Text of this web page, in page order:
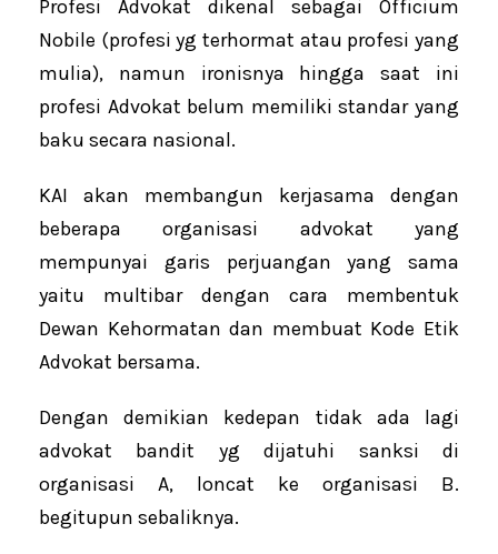
Profesi Advokat dikenal sebagai Officium
Nobile (profesi yg terhormat atau profesi yang
mulia), namun ironisnya hingga saat ini
profesi Advokat belum memiliki standar yang
baku secara nasional.
KAI akan membangun kerjasama dengan
beberapa organisasi advokat yang
mempunyai garis perjuangan yang sama
yaitu multibar dengan cara membentuk
Dewan Kehormatan dan membuat Kode Etik
Advokat bersama.
Dengan demikian kedepan tidak ada lagi
advokat bandit yg dijatuhi sanksi di
organisasi A, loncat ke organisasi B.
begitupun sebaliknya.